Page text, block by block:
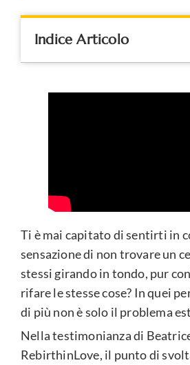
Indice Articolo
Ti è mai capitato di sentirti in
sensazione di non trovare un
stessi girando in tondo, pur
rifare le stesse cose? In quei
di più non è solo il problema
Nella testimonianza di
RebirthinLove, il punto di